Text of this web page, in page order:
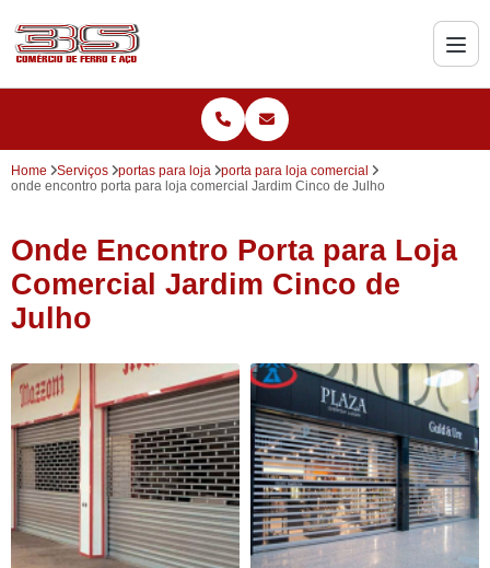
Home Serviços portas para loja
porta para loja comercial
onde encontro porta para loja comercial Jardim Cinco de Julho
Onde Encontro Porta para Loja
Comercial Jardim Cinco de
Julho